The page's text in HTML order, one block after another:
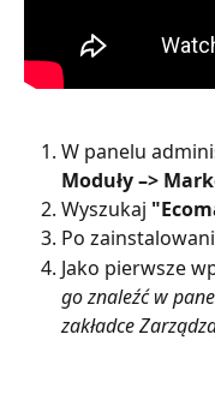
W panelu
Moduły –>
Wyszukaj
Po
Jako pierwsze
go znaleźć w
zakładce